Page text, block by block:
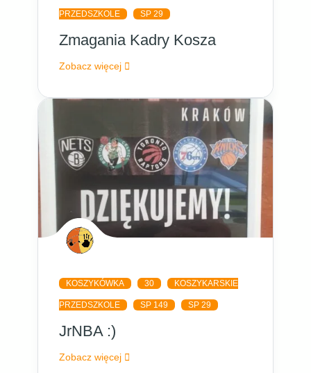
PRZEDSZKOLE SP 29
Zmagania Kadry Kosza
Zobacz więcej
KOSZYKÓWKA 30 KOSZYKARSKIE
PRZEDSZKOLE SP 149 SP 29
JrNBA :)
Zobacz więcej